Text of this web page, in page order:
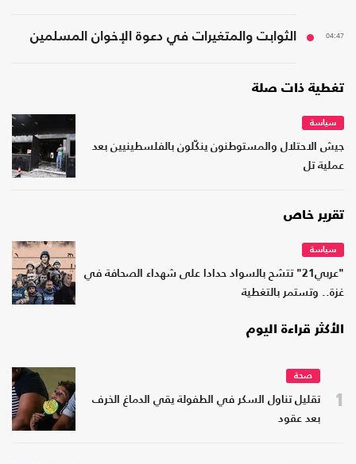
04:47 الثوابت والمتغيرات في دعوة الإخوان المسلمين
تغطية ذات صلة
سياسة
جيش الاحتلال والمستوطنون ينكّلون بالفلسطينيين بعد
عملية تل
تقرير خاص
سياسة
"عربي21" تتشح بالسواد حدادا على شهداء الصحافة في
غزة.. وتستمر بالتغطية
الأكثر قراءة اليوم
1
صحة
تقليل تناول السكر في الطفولة يقي الدماغ الخرف
بعد عقود